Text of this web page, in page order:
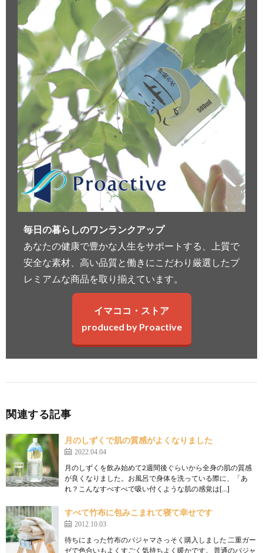
毎日の暮らしのワンランクアップ
あなたの健康で豊かな人生をサポートする、上質で
安全な素材、高い品質と働きにこだわり厳選したプ
レミアムな商品を取り揃えています。
イマココ・ストア
produced by Proactive
関連する記事
月のしずくで肌の質感がよくなりました
2022.04.04
月のしずくを飲み始めて2週間後ぐらいから全身の肌の質感
が良くなりました。お風呂で身体を洗っている際に、「あ
れ？こんなすべすべで吸い付くような肌の感覚は[…]
すべて竹布に包みこまれて寝て幸せです
2012.10.03
待ちにまった竹布のパジャマさっそく購入しました 二重ガー
ゼで色合いもよくすごく気持ちよく暖かです。 普通のパジャ